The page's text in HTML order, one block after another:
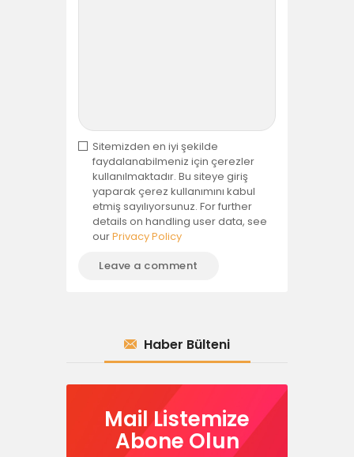
Sitemizden en iyi şekilde
faydalanabilmeniz için çerezler
kullanılmaktadır. Bu siteye giriş
yaparak çerez kullanımını kabul
etmiş sayılıyorsunuz. For further
details on handling user data, see
ourPrivacy Policy
Haber Bülteni
Mail Listemize
Abone Olun